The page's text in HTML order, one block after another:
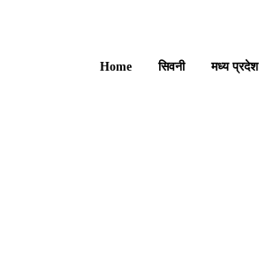
Home सिवनी मध्य प्रदेश